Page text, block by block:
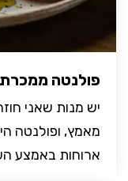
פולנטה ממכרת ב-20 דקות, בלי
יש מנות שאני
מאמץ, ופולנטה
ארוחות באמצע